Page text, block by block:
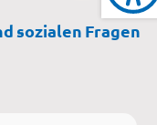
sozialen Fragen